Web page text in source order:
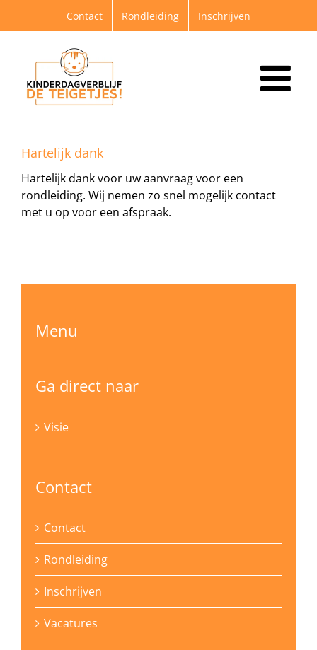
Contact Rondleiding Inschrijven
Hartelijk dank
Hartelijk dank voor uw aanvraag voor een
rondleiding. Wij nemen zo snel mogelijk contact
met u op voor een afspraak.
Menu
Ga direct naar
Visie
Contact
Contact
Rondleiding
Inschrijven
Vacatures